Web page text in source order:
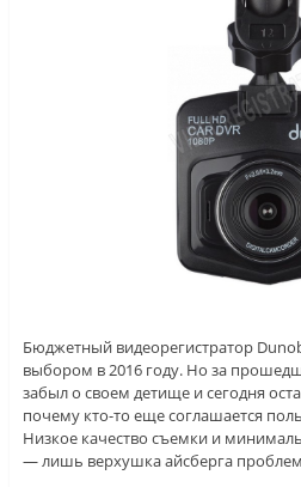
Бюджетный видеорегистратор
выбором в 2016 году. Но за
забыл о своем детище и сегодня
почему кто-то еще соглашается
Низкое качество съемки и
— лишь верхушка айсберга